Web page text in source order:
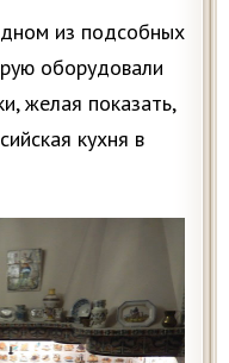
из подсобных
оборудовали
желая показать,
кухня в